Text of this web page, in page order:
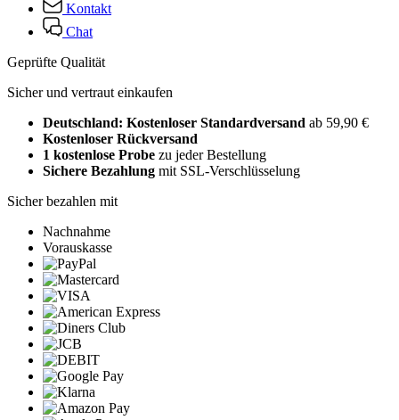
Kontakt
Chat
Geprüfte Qualität
Sicher und vertraut einkaufen
Deutschland: Kostenloser Standardversand ab 59,90 €
Kostenloser Rückversand
1 kostenlose Probe zu jeder Bestellung
Sichere Bezahlung mit SSL-Verschlüsselung
Sicher bezahlen mit
Nachnahme
Vorauskasse